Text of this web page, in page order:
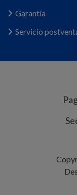
Garantía
Servicio